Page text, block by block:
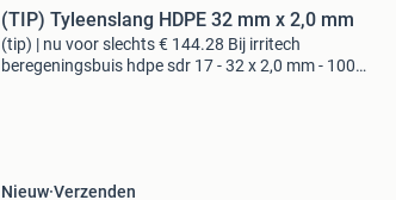
(TIP) Tyleenslang HDPE 32 mm x 2,0 mm
(tip) | nu voor slechts € 144.28 Bij irritech
beregeningsbuis hdpe sdr 17 - 32 x 2,0 mm - 100
Nieuw Verzenden